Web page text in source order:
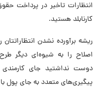
انتظارات تاخیر در پرداخت
کارنابلد هستید.
ریشه برآورده نشدن
اصلاح را به شیوه‌ای دیگر
دوست نداشتید جای
پیگیری‌های متعدد به جای پول